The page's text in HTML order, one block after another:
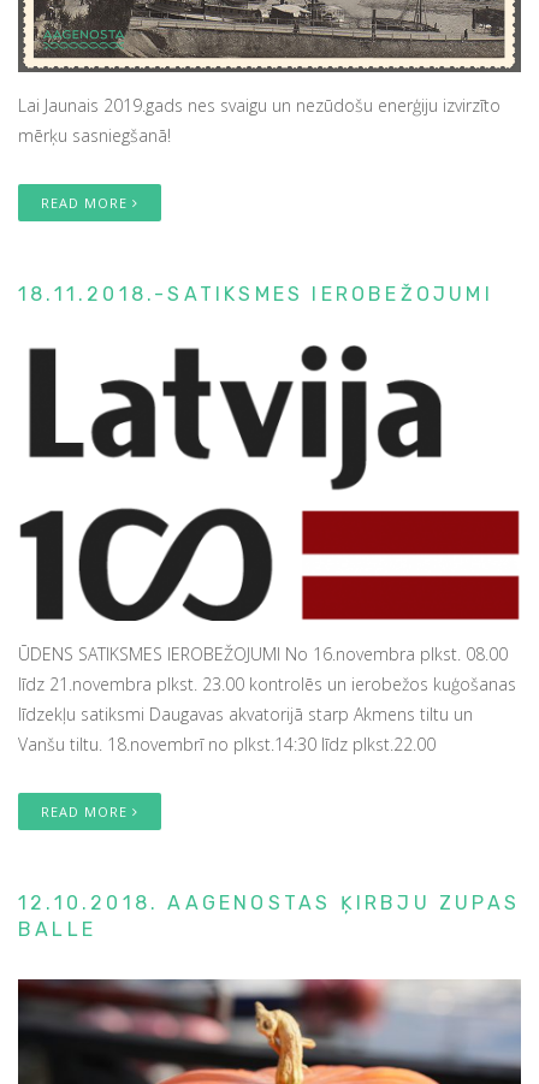
Lai Jaunais 2019.gads nes svaigu un nezūdošu enerģiju izvirzīto
mērķu sasniegšanā!
READ MORE
18.11.2018.-SATIKSMES IEROBEŽOJUMI
ŪDENS SATIKSMES IEROBEŽOJUMI No 16.novembra plkst. 08.00
līdz 21.novembra plkst. 23.00 kontrolēs un ierobežos kuģošanas
līdzekļu satiksmi Daugavas akvatorijā starp Akmens tiltu un
Vanšu tiltu. 18.novembrī no plkst.14:30 līdz plkst.22.00
READ MORE
12.10.2018. AAGENOSTAS ĶIRBJU ZUPAS
BALLE